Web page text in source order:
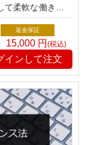
柔軟な働き方が
を左右する重要な
説に加え、注目
説。具体的な事
的な知識を提供し
加ください。
返金保証
15,000 円(税込)
インして注文